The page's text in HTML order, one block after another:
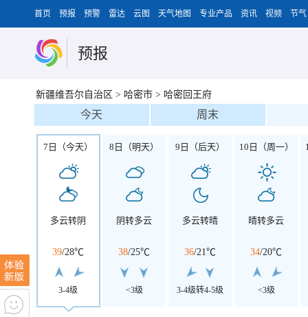
首页 预报 预警 雷达 云图 天气地图 专业产品 资讯 视频 节气
预报
新疆维吾尔自治区 > 哈密市 > 哈密回王府
今天 周末
7日（今天）
多云转阴
39/28℃
3-4级
8日（明天）
阴转多云
38/25℃
<3级
9日（后天）
多云转晴
36/21℃
3-4级转4-5级
10日（周一）
晴转多云
34/20℃
<3级